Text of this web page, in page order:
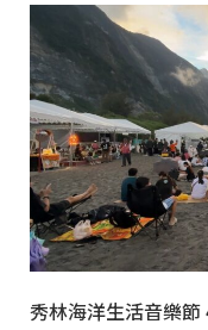
秀林海洋生活音樂節